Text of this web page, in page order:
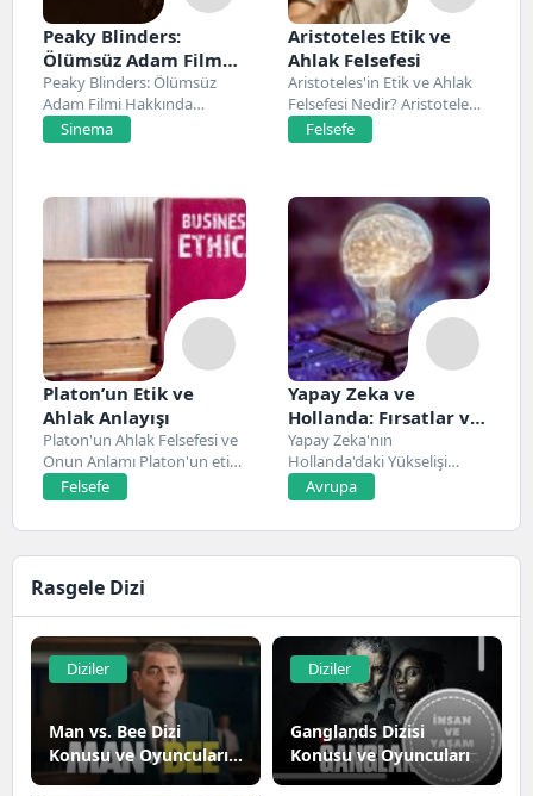
Peaky Blinders:
Ölümsüz Adam Film
Konusu, Oyuncuları
ve İnceleme
Peaky Blinders: Ölümsüz
Adam Filmi Hakkında
Netflix’te 20 Mart 2026...
Sinema
Aristoteles Etik ve
Ahlak Felsefesi
Aristoteles'in Etik ve Ahlak
Felsefesi Nedir? Aristoteles,
Antik Yunan felsefesinin...
Felsefe
Platon’un Etik ve
Ahlak Anlayışı
Platon'un Ahlak Felsefesi ve
Onun Anlamı Platon'un etik
ve ahlak...
Felsefe
Yapay Zeka ve
Hollanda: Fırsatlar ve
Zorluklar
Yapay Zeka'nın
Hollanda'daki Yükselişi
Hollanda, son yıllarda yapay
zeka alanında...
Avrupa
Rasgele Dizi
Diziler
Man vs. Bee Dizi
Konusu ve Oyuncuları |
Netflix
Diziler
Ganglands Dizisi
Konusu ve Oyuncuları